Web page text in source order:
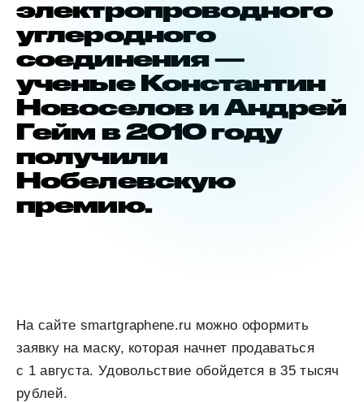
электропроводного
углеродного
соединения —
ученые Константин
Новоселов и Андрей
Гейм в 2010 году
получили
Нобелевскую
премию.
На сайте smartgraphene.ru можно оформить
заявку на маску, которая начнет продаваться
с 1 августа. Удовольствие обойдется в 35 тысяч
рублей.